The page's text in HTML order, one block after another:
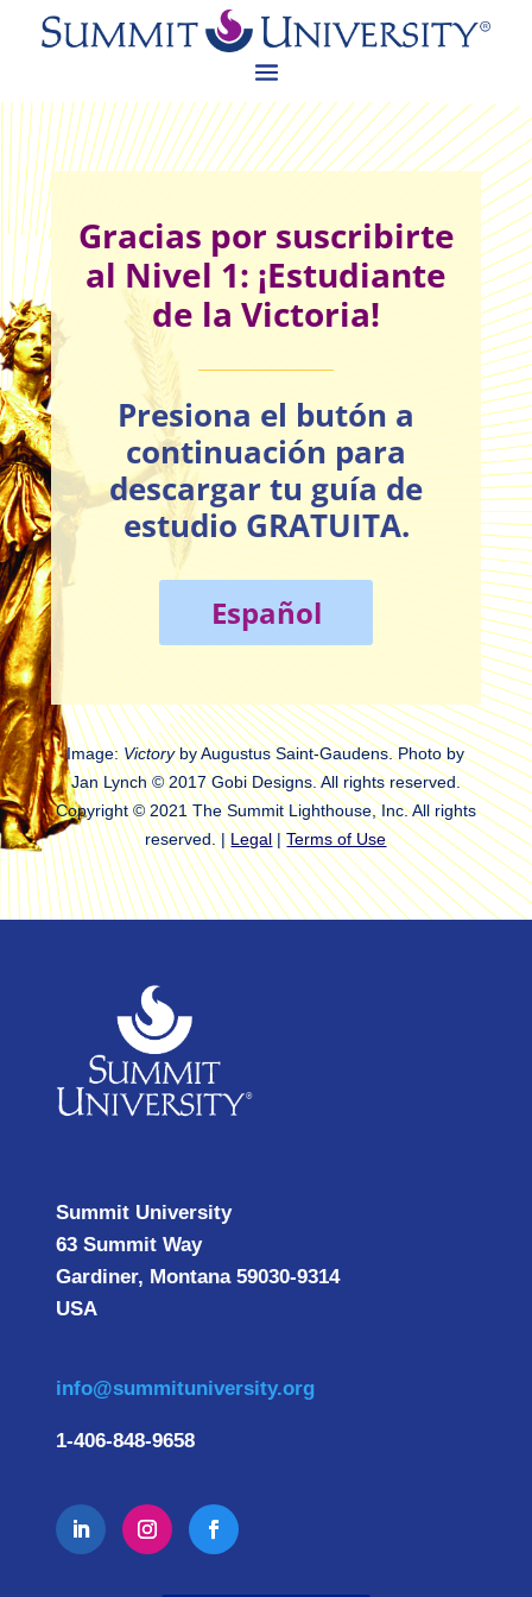
Gracias por suscribirte
al Nivel 1: ¡Estudiante
de la Victoria!
Presiona el butón a
continuación para
descargar tu guía de
estudio GRATUITA.
Español
Image:Victoryby Augustus Saint-Gaudens. Photo by
Jan Lynch © 2017 Gobi Designs. All rights reserved.
Copyright © 2021 The Summit Lighthouse, Inc. All rights
reserved. |Legal|Terms of Use
Summit University
63 Summit Way
Gardiner, Montana 59030-9314
USA
info@summituniversity.org
1-406-848-9658